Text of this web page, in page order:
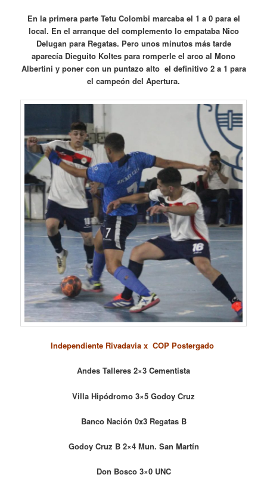
En la primera parte Tetu Colombi marcaba el 1 a 0 para el
local. En el arranque del complemento lo empataba Nico
Delugan para Regatas. Pero unos minutos más tarde
aparecía Dieguito Koltes para romperle el arco al Mono
Albertini y poner con un puntazo alto el definitivo 2 a 1 para
el campeón del Apertura.
Independiente Rivadavia x COP Postergado
Andes Talleres 2×3 Cementista
Villa Hipódromo 3×5 Godoy Cruz
Banco Nación 0x3 Regatas B
Godoy Cruz B 2×4 Mun. San Martín
Don Bosco 3×0 UNC